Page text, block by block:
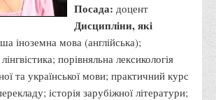
ВТЕІ?
кампанії 2026
освітніх програм
Посада: доцент
Дисципліни, які
іноземна мова (англійська);
порівняльна лексикологія
та української мови; практичний курс
історія зарубіжної літератури;